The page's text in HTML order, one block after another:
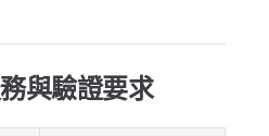
與驗證要求